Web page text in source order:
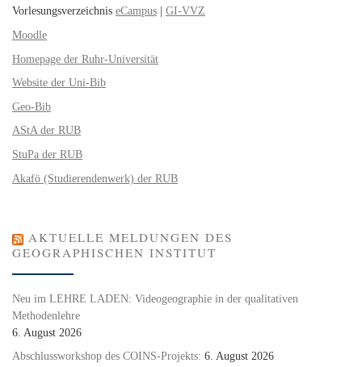
Vorlesungsverzeichnis eCampus
GI-VVZ
Moodle
Homepage der Ruhr-Universität
Website der Uni-Bib
Geo-Bib
AStA der RUB
StuPa der RUB
Akafö (Studierendenwerk) der RUB
AKTUELLE MELDUNGEN DES
GEOGRAPHISCHEN INSTITUT
Neu im LEHRE LADEN: Videogeographie in der qualitativen
Methodenlehre
6. August 2026
Abschlussworkshop des COINS-Projekts: 6. August 2026